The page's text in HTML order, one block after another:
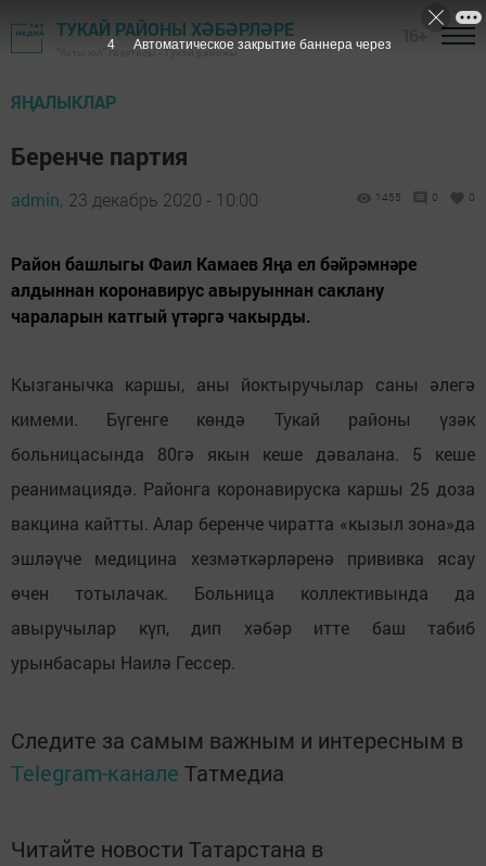
ТУКАЙ РАЙОНЫ ХӘБӘРЛӘРЕ
"Якты юл" газетасы - Тукай районы
ЯҢАЛЫКЛАР
Беренче партия
admin, 23 декабрь 2020 - 10:00 1455 0 0
Район башлыгы Фаил Камаев Яңа ел бәйрәмнәре
алдыннан коронавирус авыруыннан саклану
чараларын катгый үтәргә чакырды.
Кызганычка каршы, аны йоктыручылар саны әлегә
кимеми. Бүгенге көндә Тукай районы үзәк
больницасында 80гә якын кеше дәвалана. 5 кеше
реанимациядә. Районга коронавируска каршы 25 доза
вакцина кайтты. Алар беренче чиратта «кызыл зона»да
эшләүче медицина хезмәткәрләренә прививка ясау
өчен тотылачак. Больница коллективында да
авыручылар күп, дип хәбәр итте баш табиб
урынбасары Наилә Гессер.
Следите за самым важным и интересным в
Telegram-канале Татмедиа
Читайте новости Татарстана в
3 Автоматическое закрытие баннера через